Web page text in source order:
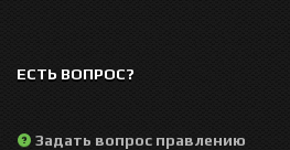
ЕСТЬ ВОПРОС?
Задать вопрос правлению